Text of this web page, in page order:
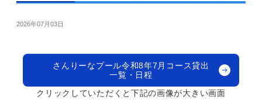
2026年07月03日
さんりーなプール令和8年7月コース貸出
一覧・日程
クリックしていただくと下記の画像が大きい画面